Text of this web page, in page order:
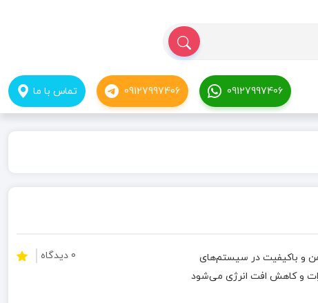
09127997406
09127997406 تماس با ما
اتصالات ایمن و باکیفیت در سیستم‌های
و کاهش افت انرژی می‌شود
0 دیدگاه